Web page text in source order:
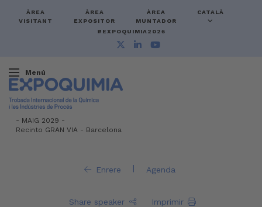
ÀREA
VISITANT
ÀREA
EXPOSITOR
ÀREA
MUNTADOR
CATALÀ
#EXPOQUIMIA2026
Menú
- MAIG 2029 -
Recinto GRAN VIA - Barcelona
Enrere | Agenda
Share speaker Imprimir